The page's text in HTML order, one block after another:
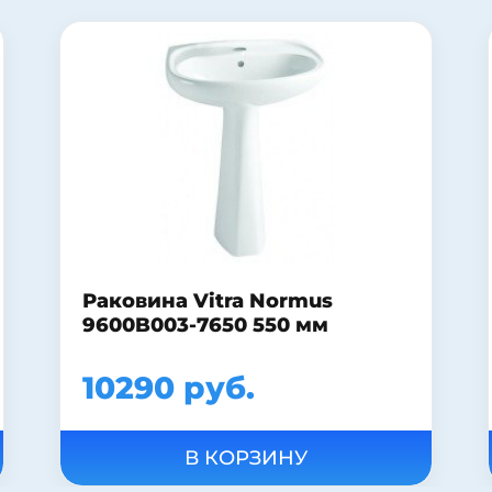
Зеркало-шкаф Style Line Эко
Волна Лорена 55/С белый
8920 руб.
В КОРЗИНУ